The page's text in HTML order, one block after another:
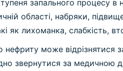
запального
області, набряки,
як лихоманка, слабкість,
може відрізнятися
звернутися за медичною